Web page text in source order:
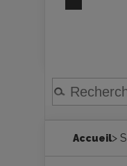
Accueil>